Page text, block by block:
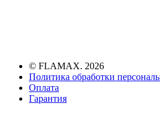
© FLAMAX. 2026
Политика обработки
Оплата
Гарантия